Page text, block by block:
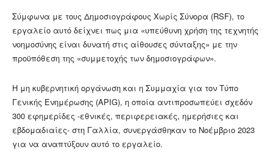
Σύμφωνα με τους Δημοσιογράφους Χωρίς Σύνορα (RSF), το
εργαλείο αυτό δείχνει πως μια «υπεύθυνη χρήση της τεχνητής
νοημοσύνης είναι δυνατή στις αίθουσες σύνταξης» με την
προϋπόθεση της «συμμετοχής των δημοσιογράφων».
Η μη κυβερνητική οργάνωση και η Συμμαχία για τον Τύπο
Γενικής Ενημέρωσης (APIG), η οποία αντιπροσωπεύει σχεδόν
300 εφημερίδες -εθνικές, περιφερειακές, ημερήσιες και
εβδομαδιαίες- στη Γαλλία, συνεργάσθηκαν το Νοέμβριο 2023
για να αναπτύξουν αυτό το εργαλείο.